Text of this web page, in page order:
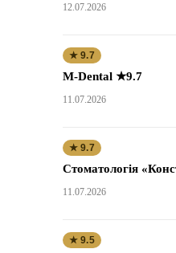
12.07.2026
★ 9.7
M-Dental ★9.7
11.07.2026
★ 9.7
Стоматологія
11.07.2026
★ 9.5